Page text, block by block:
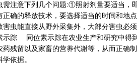
需注意下列几个问题:①照射剂量要适当，
确的释放技术，要选择适当的时间和地
害虫能直接从野外采集外，大部分害虫必
同位素示踪在农业生产和研究中得到
药残留以及家畜的营养代谢等，从而正确
依据。